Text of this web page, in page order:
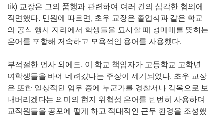
tik) 교장은 그의 품행과 관련하여 여러 건의 심각한 혐의에
직면했다. 민원에 따르면, 초우 교장은 졸업식과 같은 학교
의 공식 행사 자리에서 학생들을 묘사할 때 성매매를 뜻하는
은어를 포함해 저속하고 모욕적인 용어를 사용했다.
부적절한 언사 외에도, 이 학교 책임자가 고등학교 고학년
여학생들을 바에 데려갔다는 주장이 제기되었다. 초우 교장
은 또한 일상적인 업무 중에 누군가를 경찰서나 감옥으로 보
내버리겠다는 의미의 현지 위협성 은어를 빈번히 사용하며
교직원들을 공포에 떨게 하고 적대적인 근무 환경을 조성했